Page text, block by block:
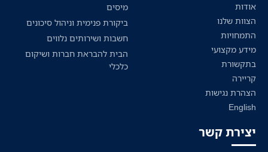
אודות
הצוות שלנו
התמחויות
מידע מקצועי
בתקשורת
קריירה
הצהרת נגישות
English
מיסים
ביקורת פנימית וניהול סיכונים
חשבות ושירותים נלווים
הבית להבראת חברות ושיקום
כלכלי
יצירת קשר